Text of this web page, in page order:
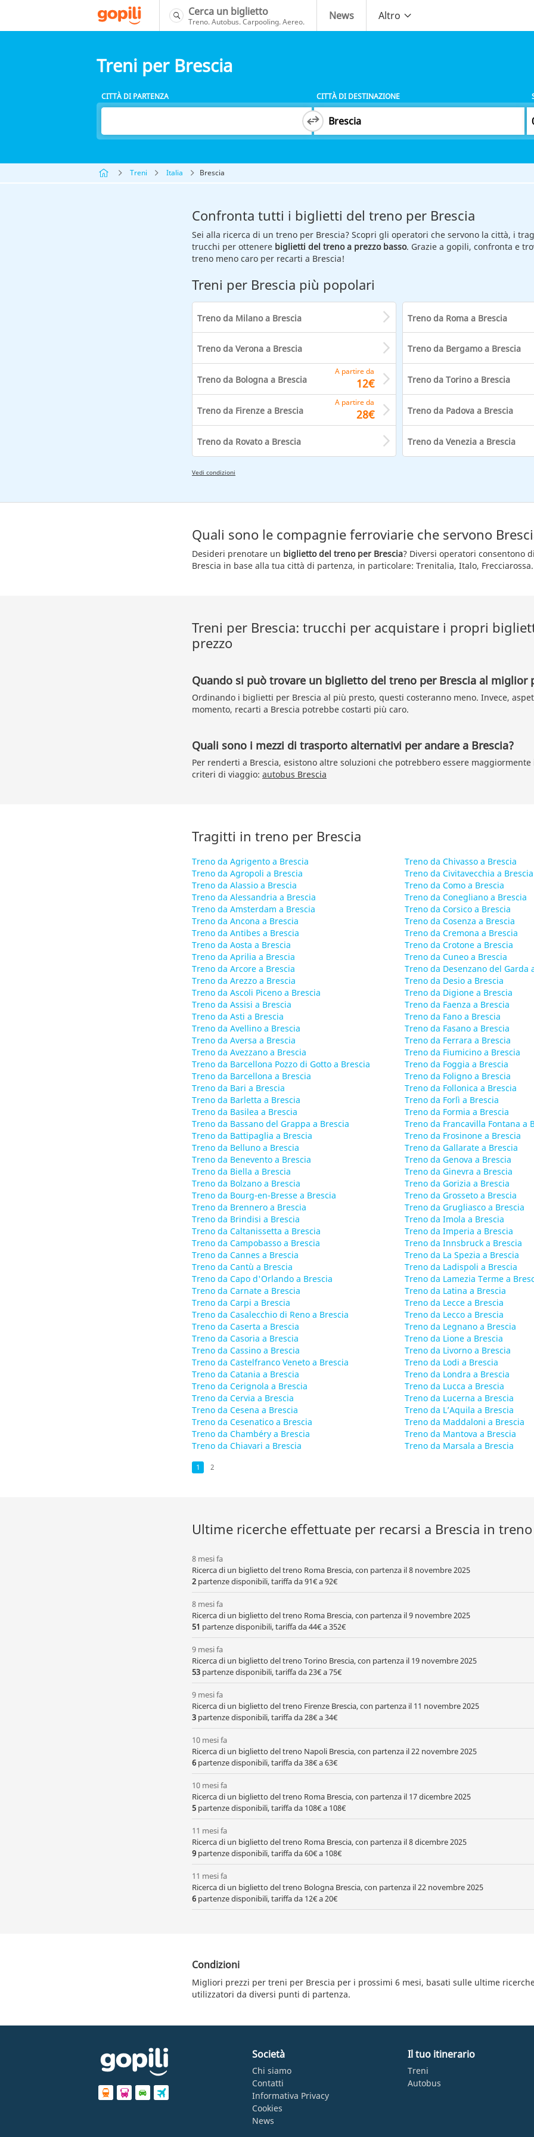
Cerca un biglietto
Treno. Autobus. Carpooling. Aereo. News Altro
Treni per Brescia
CITTÀ DI PARTENZA CITTÀ DI DESTINAZIONE
Treni Italia Brescia
Confronta tutti i biglietti del treno per Brescia
Sei alla ricerca di un treno per Brescia? Scopri gli operatori che servono la città, i
trucchi per ottenere biglietti del treno a prezzo basso. Grazie a gopili, confronta e
treno meno caro per recarti a Brescia!
Treni per Brescia più popolari
Treno da Milano a Brescia Treno da Roma a Brescia
Treno da Verona a Brescia Treno da Bergamo a Brescia
A partire da
12€
Treno da Bologna a Brescia Treno da Torino a Brescia
A partire da
28€
Treno da Firenze a Brescia Treno da Padova a Brescia
Treno da Rovato a Brescia Treno da Venezia a Brescia
Vedi condizioni
Quali sono le compagnie ferroviarie che servono
Desideri prenotare un biglietto del treno per Brescia? Diversi operatori consentono
Brescia in base alla tua città di partenza, in particolare: Trenitalia, Italo, Frecciarossa.
Treni per Brescia: trucchi per acquistare i propri
prezzo
Quando si può trovare un biglietto del treno per Brescia al miglior
Ordinando i biglietti per Brescia al più presto, questi costeranno meno. Invece,
momento, recarti a Brescia potrebbe costarti più caro.
Quali sono i mezzi di trasporto alternativi per andare a Brescia?
Per renderti a Brescia, esistono altre soluzioni che potrebbero essere
criteri di viaggio: autobus Brescia
Tragitti in treno per Brescia
Treno da Agrigento a Brescia
Treno da Agropoli a Brescia
Treno da Alassio a Brescia
Treno da Alessandria a Brescia
Treno da Amsterdam a Brescia
Treno da Ancona a Brescia
Treno da Antibes a Brescia
Treno da Aosta a Brescia
Treno da Aprilia a Brescia
Treno da Arcore a Brescia
Treno da Arezzo a Brescia
Treno da Ascoli Piceno a Brescia
Treno da Assisi a Brescia
Treno da Asti a Brescia
Treno da Avellino a Brescia
Treno da Aversa a Brescia
Treno da Avezzano a Brescia
Treno da Barcellona Pozzo di Gotto a Brescia
Treno da Barcellona a Brescia
Treno da Bari a Brescia
Treno da Barletta a Brescia
Treno da Basilea a Brescia
Treno da Bassano del Grappa a Brescia
Treno da Battipaglia a Brescia
Treno da Belluno a Brescia
Treno da Benevento a Brescia
Treno da Biella a Brescia
Treno da Bolzano a Brescia
Treno da Bourg-en-Bresse a Brescia
Treno da Brennero a Brescia
Treno da Brindisi a Brescia
Treno da Caltanissetta a Brescia
Treno da Campobasso a Brescia
Treno da Cannes a Brescia
Treno da Cantù a Brescia
Treno da Capo d'Orlando a Brescia
Treno da Carnate a Brescia
Treno da Carpi a Brescia
Treno da Casalecchio di Reno a Brescia
Treno da Caserta a Brescia
Treno da Casoria a Brescia
Treno da Cassino a Brescia
Treno da Castelfranco Veneto a Brescia
Treno da Catania a Brescia
Treno da Cerignola a Brescia
Treno da Cervia a Brescia
Treno da Cesena a Brescia
Treno da Cesenatico a Brescia
Treno da Chambéry a Brescia
Treno da Chiavari a Brescia
Treno da Chivasso a Brescia
Treno da Civitavecchia a Brescia
Treno da Como a Brescia
Treno da Conegliano a Brescia
Treno da Corsico a Brescia
Treno da Cosenza a Brescia
Treno da Cremona a Brescia
Treno da Crotone a Brescia
Treno da Cuneo a Brescia
Treno da Desenzano del Garda
Treno da Desio a Brescia
Treno da Digione a Brescia
Treno da Faenza a Brescia
Treno da Fano a Brescia
Treno da Fasano a Brescia
Treno da Ferrara a Brescia
Treno da Fiumicino a Brescia
Treno da Foggia a Brescia
Treno da Foligno a Brescia
Treno da Follonica a Brescia
Treno da Forlì a Brescia
Treno da Formia a Brescia
Treno da Francavilla Fontana a
Treno da Frosinone a Brescia
Treno da Gallarate a Brescia
Treno da Genova a Brescia
Treno da Ginevra a Brescia
Treno da Gorizia a Brescia
Treno da Grosseto a Brescia
Treno da Grugliasco a Brescia
Treno da Imola a Brescia
Treno da Imperia a Brescia
Treno da Innsbruck a Brescia
Treno da La Spezia a Brescia
Treno da Ladispoli a Brescia
Treno da Lamezia Terme a
Treno da Latina a Brescia
Treno da Lecce a Brescia
Treno da Lecco a Brescia
Treno da Legnano a Brescia
Treno da Lione a Brescia
Treno da Livorno a Brescia
Treno da Lodi a Brescia
Treno da Londra a Brescia
Treno da Lucca a Brescia
Treno da Lucerna a Brescia
Treno da L’Aquila a Brescia
Treno da Maddaloni a Brescia
Treno da Mantova a Brescia
Treno da Marsala a Brescia
1 2
Ultime ricerche effettuate per recarsi a Brescia in treno
8 mesi fa
Ricerca di un biglietto del treno Roma Brescia, con partenza il 8 novembre 2025
2 partenze disponibili, tariffa da 91€ a 92€
8 mesi fa
Ricerca di un biglietto del treno Roma Brescia, con partenza il 9 novembre 2025
51 partenze disponibili, tariffa da 44€ a 352€
9 mesi fa
Ricerca di un biglietto del treno Torino Brescia, con partenza il 19 novembre 2025
53 partenze disponibili, tariffa da 23€ a 75€
9 mesi fa
Ricerca di un biglietto del treno Firenze Brescia, con partenza il 11 novembre 2025
3 partenze disponibili, tariffa da 28€ a 34€
10 mesi fa
Ricerca di un biglietto del treno Napoli Brescia, con partenza il 22 novembre 2025
6 partenze disponibili, tariffa da 38€ a 63€
10 mesi fa
Ricerca di un biglietto del treno Roma Brescia, con partenza il 17 dicembre 2025
5 partenze disponibili, tariffa da 108€ a 108€
11 mesi fa
Ricerca di un biglietto del treno Roma Brescia, con partenza il 8 dicembre 2025
9 partenze disponibili, tariffa da 60€ a 108€
11 mesi fa
Ricerca di un biglietto del treno Bologna Brescia, con partenza il 22 novembre 2025
6 partenze disponibili, tariffa da 12€ a 20€
Condizioni
Migliori prezzi per treni per Brescia per i prossimi 6 mesi, basati sulle ultime
utilizzatori da diversi punti di partenza.
Società
Chi siamo
Contatti
Informativa Privacy
Cookies
News
Il tuo itinerario
Treni
Autobus